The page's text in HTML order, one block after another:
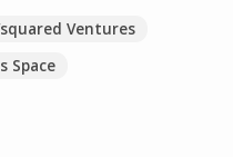
Ventures
Space